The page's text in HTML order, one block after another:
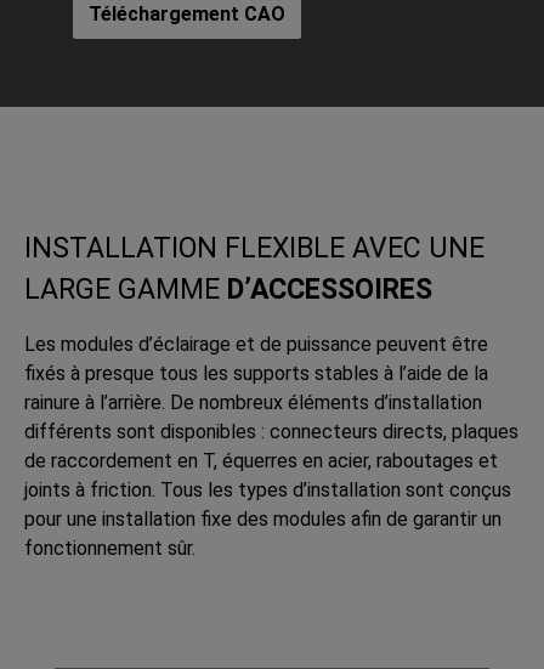
Téléchargement CAO
INSTALLATION FLEXIBLE AVEC UNE
LARGE GAMME D’ACCESSOIRES
Les modules d’éclairage et de puissance peuvent être
fixés à presque tous les supports stables à l’aide de la
rainure à l’arrière. De nombreux éléments d’installation
différents sont disponibles : connecteurs directs, plaques
de raccordement en T, équerres en acier, raboutages et
joints à friction. Tous les types d’installation sont conçus
pour une installation fixe des modules afin de garantir un
fonctionnement sûr.